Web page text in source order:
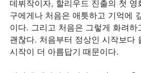
데뷔작이자, 할리우드 진출의 첫 영
구에게나 처음은 애틋하고 기억에
이다. 그리고 처음은 그렇게 화려하
괜찮다. 처음부터 정상인 시작보다
시작이 더 아름답기 때문이다.